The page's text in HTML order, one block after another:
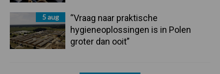
5 aug
“Vraag naar praktische
hygieneoplossingen is in Polen
groter dan ooit”